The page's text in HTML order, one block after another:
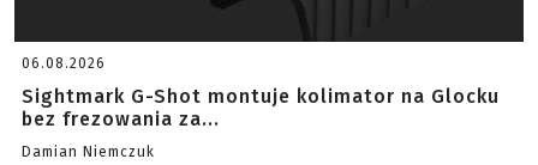
06.08.2026
Sightmark G-Shot montuje kolimator na Glocku
bez frezowania za...
Damian Niemczuk